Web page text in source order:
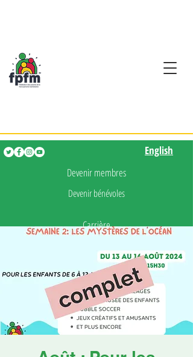
Devenir membres
Devenir bénévoles
Carrière
Presse
Faire un don
English